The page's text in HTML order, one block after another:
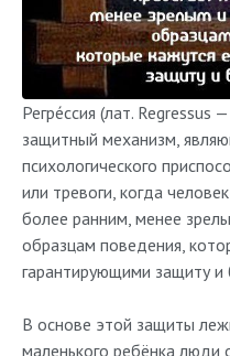
Регре́ссия (лат.
защитный механизм,
психологического
или тревоги, когда
более ранним, менее
образцам поведения,
гарантирующими защиту и
В основе этой защиты
маленького ребёнка